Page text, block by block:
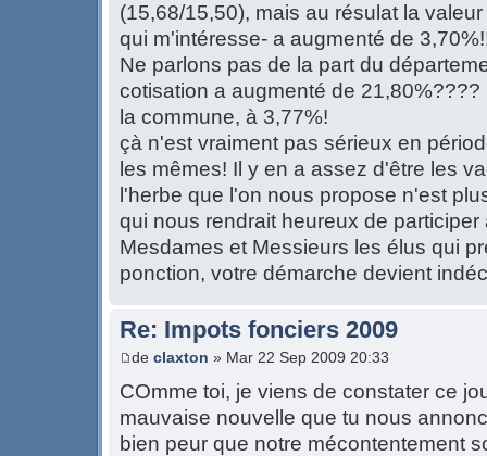
(15,68/15,50), mais au résulat la
qui m'intéresse- a augmenté de
Ne parlons pas de la part du
cotisation a augmenté de
la commune, à 3,77%!
çà n'est vraiment pas sérieux en
les mêmes! Il y en a assez d'être les
l'herbe que l'on nous propose n'est
qui nous rendrait heureux de participer
Mesdames et Messieurs les élus qui
ponction, votre démarche devient
Re: Impots fonciers 2009
de claxton » Mar 22 Sep 2009 20:33
COmme toi, je viens de constater ce
mauvaise nouvelle que tu nous
bien peur que notre mécontentement